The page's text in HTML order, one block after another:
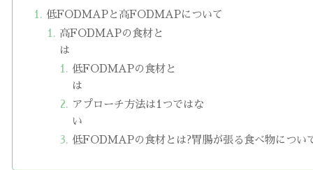
低FODMAPと高FODMAPについて
高FODMAPの食材と
低FODMAPの食材と
アプローチ方法は1つではな
低FODMAPの食材とは?胃腸が張る食べ物につい